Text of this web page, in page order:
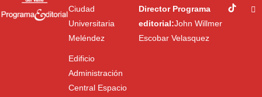
Ciudad
Universitaria
Meléndez
Edificio
Administración
Central Espacio
Director Programa
editorial:John Willmer
Escobar Velasquez